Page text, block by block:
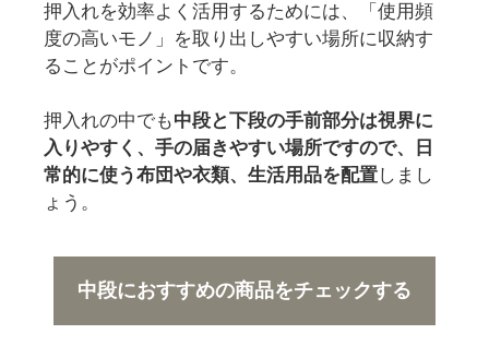
押入れを効率よく活用するためには、「使用頻
度の高いモノ」を取り出しやすい場所に収納す
ることがポイントです。
押入れの中でも中段と下段の手前部分は視界に
入りやすく、手の届きやすい場所ですので、日
常的に使う布団や衣類、生活用品を配置しまし
ょう。
中段におすすめの商品をチェックする